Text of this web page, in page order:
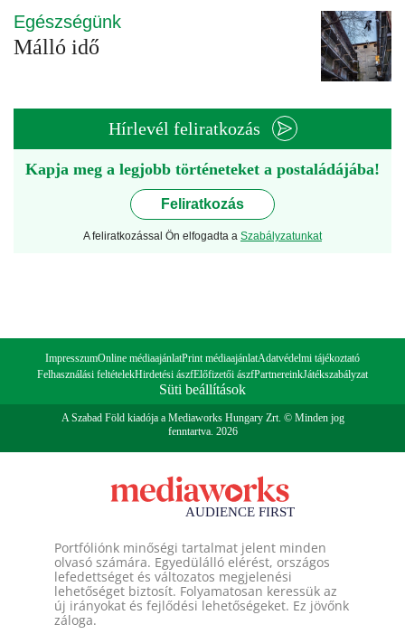
Egészségünk
Málló idő
Hírlevél feliratkozás
Kapja meg a legjobb történeteket a postaládájába!
Feliratkozás
A feliratkozással Ön elfogadta a Szabályzatunkat
ImpresszumOnline médiaajánlatPrint médiaajánlatAdatvédelmi tájékoztató
Felhasználási feltételekHirdetési ászfElőfizetői ászfPartnereinkJátékszabályzat
Süti beállítások
A Szabad Föld kiadója a Mediaworks Hungary Zrt. © Minden jog
fenntartva. 2026
Portfóliónk minőségi tartalmat jelent minden
olvasó számára. Egyedülálló elérést, országos
lefedettséget és változatos megjelenési
lehetőséget biztosít. Folyamatosan keressük az
új irányokat és fejlődési lehetőségeket. Ez jövőnk
záloga.